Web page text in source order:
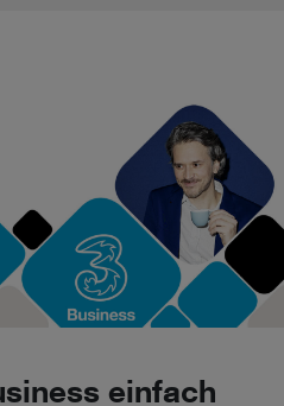
einfach